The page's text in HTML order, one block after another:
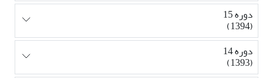
دوره 15
(1394)
دوره 14
(1393)